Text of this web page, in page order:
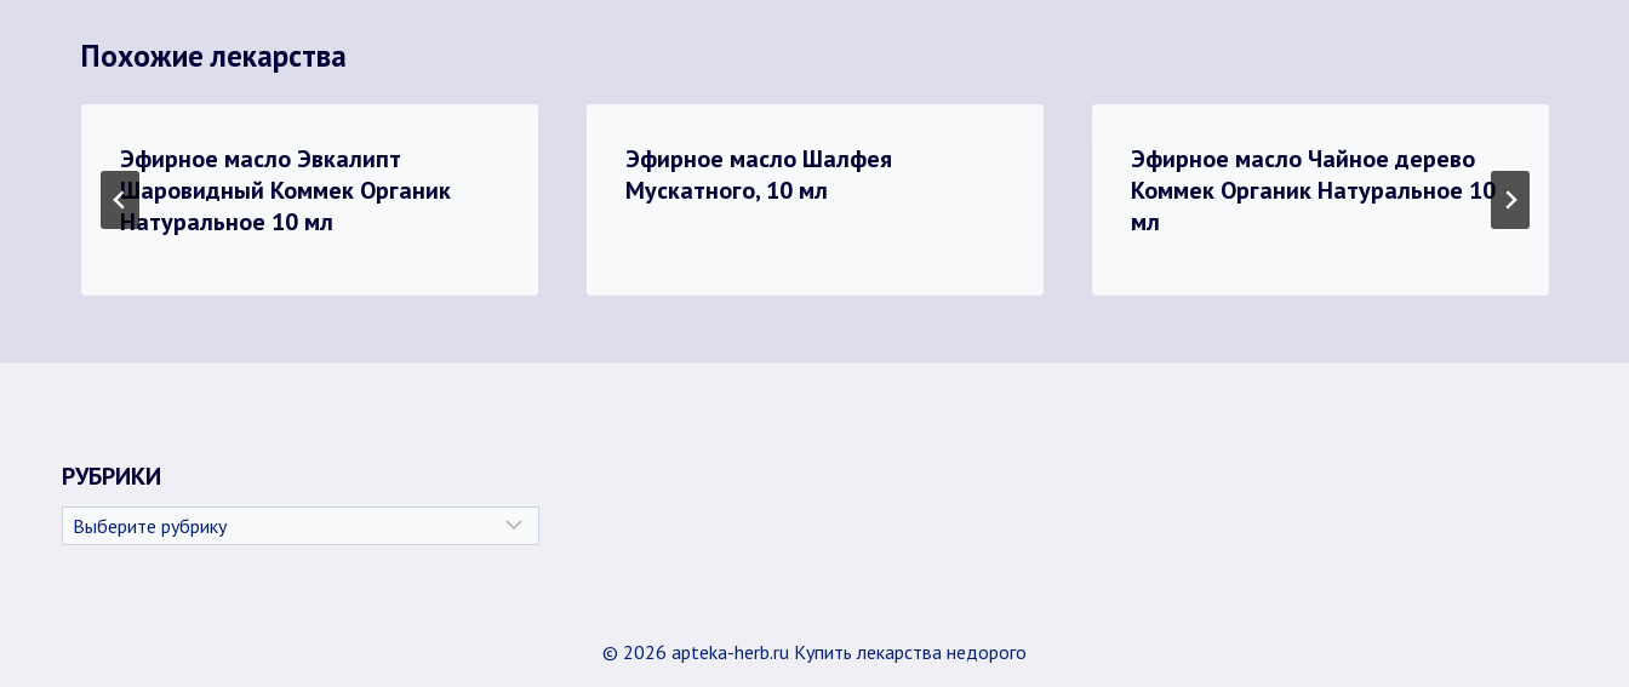
Похожие лекарства
Эфирное масло Эвкалипт
Шаровидный Коммек Органик
Натуральное 10 мл
Эфирное масло Шалфея
Мускатного, 10 мл
Эфирное масло Чайное дерево
Коммек Органик Натуральное 10
мл
РУБРИКИ
Рубрики
© 2026 apteka-herb.ru Купить лекарства недорого